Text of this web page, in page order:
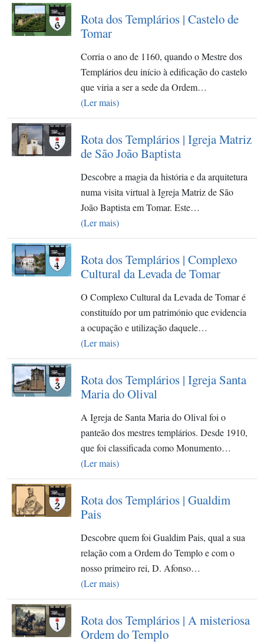
Rota dos Templários | Castelo de
Tomar
Corria o ano de 1160, quando o Mestre dos
Templários deu início à edificação do castelo
que viria a ser a sede da Ordem…
(Ler mais)
Rota dos Templários | Igreja Matriz
de São João Baptista
Descobre a magia da história e da arquitetura
numa visita virtual à Igreja Matriz de São
João Baptista em Tomar. Este…
(Ler mais)
Rota dos Templários | Complexo
Cultural da Levada de Tomar
O Complexo Cultural da Levada de Tomar é
constituído por um património que evidencia
a ocupação e utilização daquele…
(Ler mais)
Rota dos Templários | Igreja Santa
Maria do Olival
A Igreja de Santa Maria do Olival foi o
panteão dos mestres templários. Desde 1910,
que foi classificada como Monumento…
(Ler mais)
Rota dos Templários | Gualdim
Pais
Descobre quem foi Gualdim Pais, qual a sua
relação com a Ordem do Templo e com o
nosso primeiro rei, D. Afonso…
(Ler mais)
Rota dos Templários | A misteriosa
Ordem do Templo